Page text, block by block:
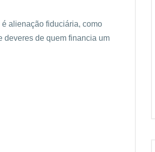
alienação fiduciária, como
deveres de quem financia um